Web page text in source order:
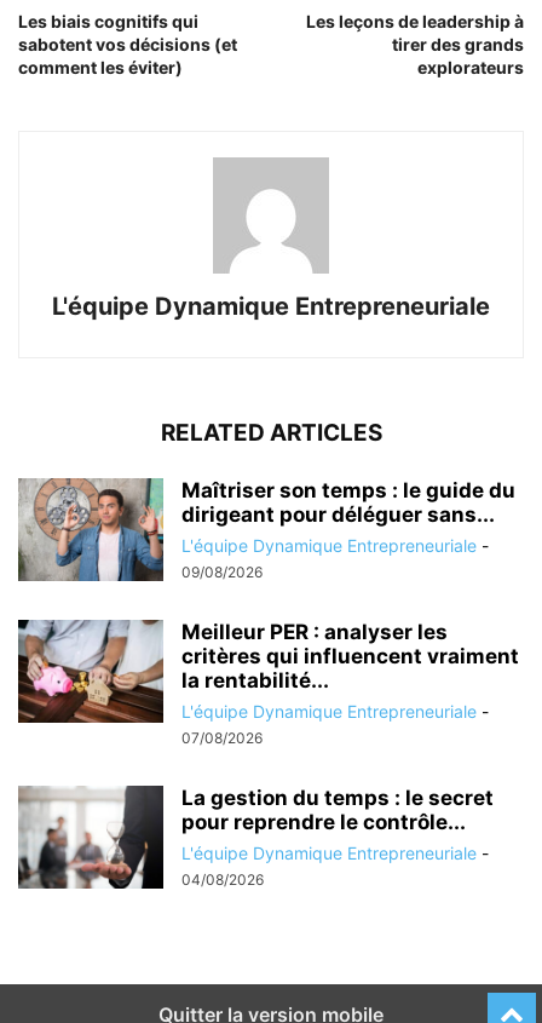
Les biais cognitifs qui
sabotent vos décisions (et
comment les éviter)
Les leçons de leadership à
tirer des grands
explorateurs
L'équipe Dynamique Entrepreneuriale
RELATED ARTICLES
Maîtriser son temps : le guide du
dirigeant pour déléguer sans...
L'équipe Dynamique Entrepreneuriale -
09/08/2026
Meilleur PER : analyser les
critères qui influencent vraiment
la rentabilité...
L'équipe Dynamique Entrepreneuriale -
07/08/2026
La gestion du temps : le secret
pour reprendre le contrôle...
L'équipe Dynamique Entrepreneuriale -
04/08/2026
Quitter la version mobile